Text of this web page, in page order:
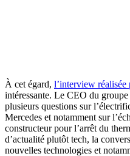
À cet égard, l’interview réalisée
intéressante. Le CEO du
plusieurs questions sur
Mercedes et notamment sur
constructeur pour l’arrêt du
d’actualité plutôt tech, la
nouvelles technologies et